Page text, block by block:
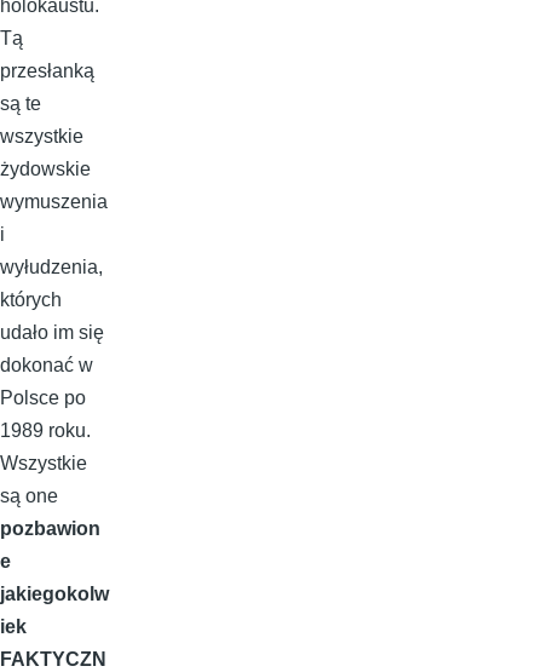
holokaustu.
Tą
przesłanką
są te
wszystkie
żydowskie
wymuszenia
i
wyłudzenia,
których
udało im się
dokonać w
Polsce po
1989 roku.
Wszystkie
są one
pozbawion
e
jakiegokolw
iek
FAKTYCZN